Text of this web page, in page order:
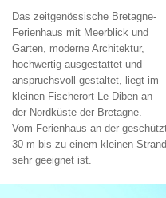
Das zeitgenössische Bretagne-
Ferienhaus mit Meerblick und
Garten, moderne Architektur,
hochwertig ausgestattet und
anspruchsvoll gestaltet, liegt im
kleinen Fischerort Le Diben an
der Nordküste der Bretagne.
Vom Ferienhaus an der
30 m bis zu einem kleinen
sehr geeignet ist.